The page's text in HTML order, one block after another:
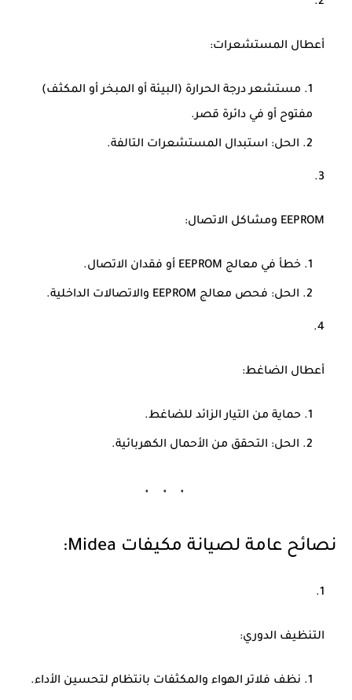
أعطال المستشعرات:
مستشعر درجة الحرارة (البيئة أو المبخر أو المكثف)
مفتوح أو في دائرة قصر.
الحل: استبدال المستشعرات التالفة.
EEPROM ومشاكل الاتصال :
خطأ في معالج EEPROM أو فقدان الاتصال.
الحل: فحص معالج EEPROM والاتصالات الداخلية.
أعطال الضاغط:
حماية من التيار الزائد للضاغط.
الحل: التحقق من الأحمال الكهربائية.
نصائح عامة لصيانة مكيفات Midea:
التنظيف الدوري:
نظف فلاتر الهواء والمكثفات بانتظام لتحسين الأداء.